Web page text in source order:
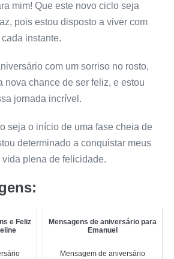
mim! Que este novo ciclo seja
pois estou disposto a viver com
instante.
com um sorriso no rosto,
nova chance de ser feliz, e estou
jornada incrível.
seja o início de uma fase cheia de
determinado a conquistar meus
plena de felicidade.
e Feliz
Mensagens de aniversário para
Emanuel
Mensagem de aniversário